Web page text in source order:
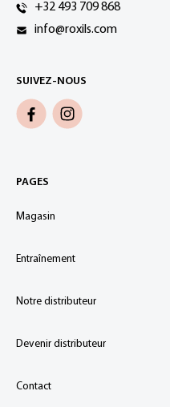
+32 493 709 868
info@roxils.com
SUIVEZ-NOUS
PAGES
Magasin
Entraînement
Notre distributeur
Devenir distributeur
Contact